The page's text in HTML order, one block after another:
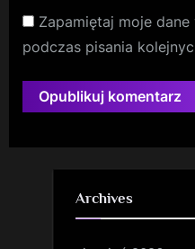
Zapamiętaj moje
podczas pisania
Archives